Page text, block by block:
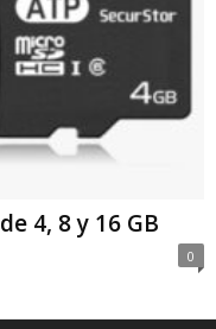
4, 8 y 16 GB
0